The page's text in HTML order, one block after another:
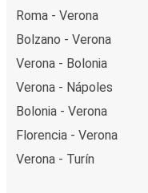
Roma - Verona
Bolzano - Verona
Verona - Bolonia
Verona - Nápoles
Bolonia - Verona
Florencia - Verona
Verona - Turín